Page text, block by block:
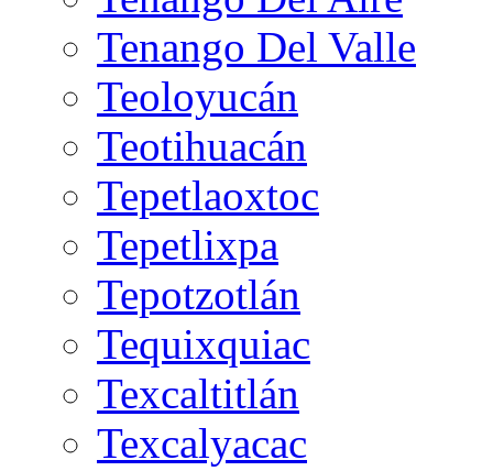
Tenango Del Valle
Teoloyucán
Teotihuacán
Tepetlaoxtoc
Tepetlixpa
Tepotzotlán
Tequixquiac
Texcaltitlán
Texcalyacac